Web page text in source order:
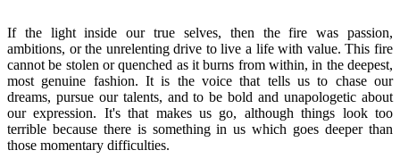
If the light inside our true selves, then the fire was passion,
ambitions, or the unrelenting drive to live a life with value. This fire
cannot be stolen or quenched as it burns from within, in the deepest,
most genuine fashion. It is the voice that tells us to chase our
dreams, pursue our talents, and to be bold and unapologetic about
our expression. It's that makes us go, although things look too
terrible because there is something in us which goes deeper than
those momentary difficulties.